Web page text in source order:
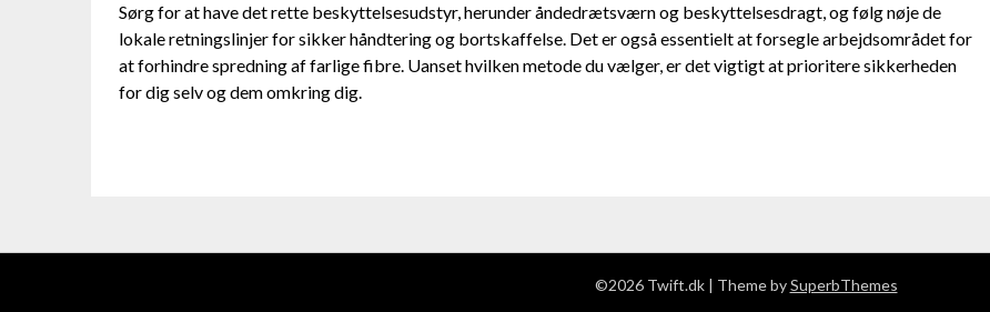
Sørg for at have det rette beskyttelsesudstyr, herunder åndedrætsværn og beskyttelsesdragt, og følg nøje de
lokale retningslinjer for sikker håndtering og bortskaffelse. Det er også essentielt at forsegle arbejdsområdet for
at forhindre spredning af farlige fibre. Uanset hvilken metode du vælger, er det vigtigt at prioritere sikkerheden
for dig selv og dem omkring dig.
©2026 Twift.dk | Theme bySuperbThemes